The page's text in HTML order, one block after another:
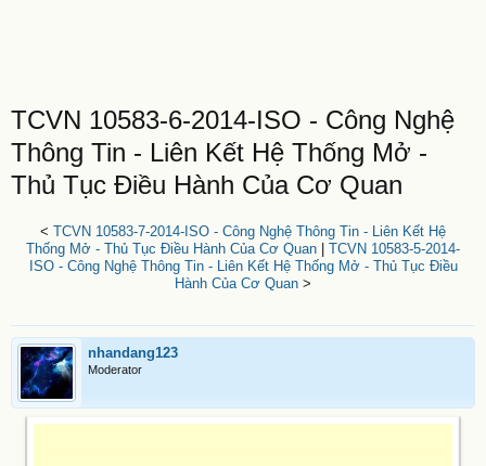
TCVN 10583-6-2014-ISO - Công Nghệ
Thông Tin - Liên Kết Hệ Thống Mở -
Thủ Tục Điều Hành Của Cơ Quan
< TCVN 10583-7-2014-ISO - Công Nghệ Thông Tin - Liên Kết Hệ
Thống Mở - Thủ Tục Điều Hành Của Cơ Quan
TCVN 10583-5-2014-
ISO - Công Nghệ Thông Tin - Liên Kết Hệ Thống Mở - Thủ Tục Điều
Hành Của Cơ Quan >
nhandang123
Moderator